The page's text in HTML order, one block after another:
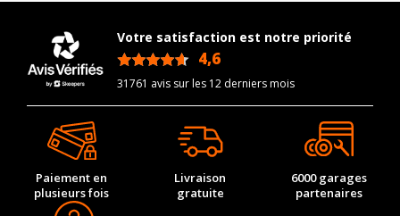
Votre satisfaction est notre priorité
4,6
31761 avis sur les 12 derniers mois
Paiement en
plusieurs fois
Livraison
gratuite
6000 garages
partenaires